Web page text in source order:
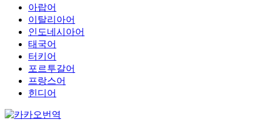
아랍어
이탈리아어
인도네시아어
태국어
터키어
포르투갈어
프랑스어
힌디어